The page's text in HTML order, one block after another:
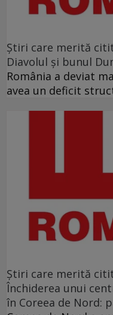
Ştiri care merită
Diavolul și bunul
România a deviat
avea un deficit
Ştiri care merită
Închiderea unui
în Coreea de Nord: